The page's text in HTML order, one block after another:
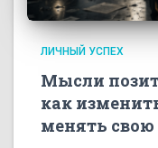
ЛИЧНЫЙ УСПЕХ
Мысли
как
менять